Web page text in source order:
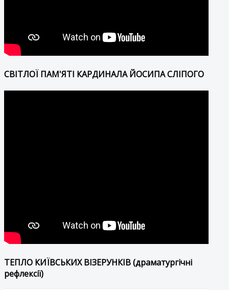
СВІТЛОЇ ПАМ'ЯТІ КАРДИНАЛА ЙОСИПА СЛІПОГО
ТЕПЛО КИЇВСЬКИХ ВІЗЕРУНКІВ (драматургічні
рефлексії)